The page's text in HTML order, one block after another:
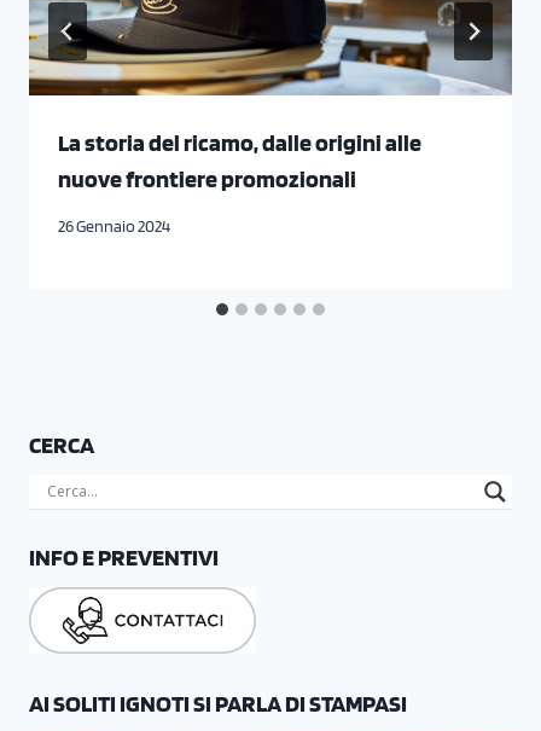
La storia del ricamo, dalle origini alle
nuove frontiere promozionali
26 Gennaio 2024
CERCA
INFO E PREVENTIVI
AI SOLITI IGNOTI SI PARLA DI STAMPASI